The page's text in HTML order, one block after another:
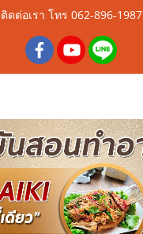
ติดต่อเรา โทร 062-896-1987